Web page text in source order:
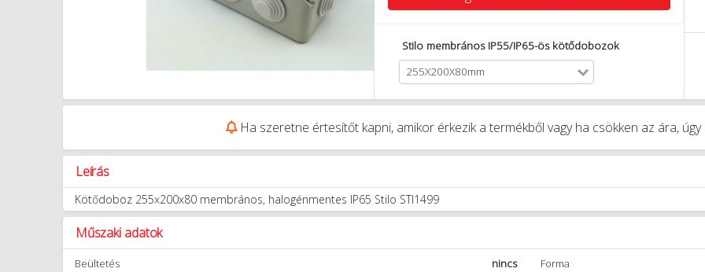
Stilo membrános IP55/IP65-ös kötődobozok
255X200X80mm
Ha szeretne értesítőt kapni, amikor érkezik a termékből vagy ha csökken az ára, úgy
Leírás
Kötődoboz 255x200x80 membrános, halogénmentes IP65 Stilo STI1499
Műszaki adatok
Beültetés nincs Forma